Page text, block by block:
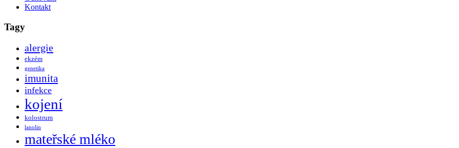
Kontakt
Tagy
alergie
ekzém
genetika
imunita
infekce
kojení
kolostrum
lanolin
mateřské mléko